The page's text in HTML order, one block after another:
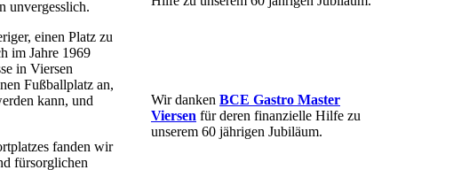
unvergesslich.
einen Platz zu
im Jahre 1969
in Viersen
Fußballplatz an,
kann, und
fanden wir
fürsorglichen
Wir danken BCE Gastro Master
Viersen für deren finanzielle Hilfe zu
unserem 60 jährigen Jubiläum.